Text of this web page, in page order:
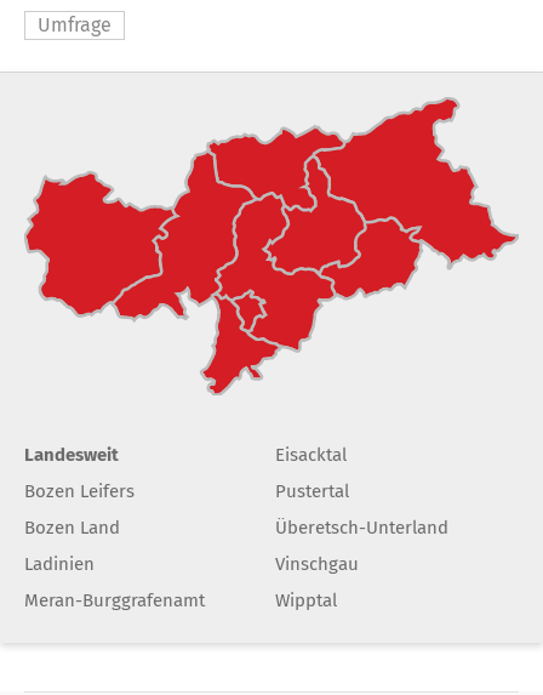
Umfrage
Landesweit
Bozen Leifers
Bozen Land
Ladinien
Meran-Burggrafenamt
Eisacktal
Pustertal
Überetsch-Unterland
Vinschgau
Wipptal